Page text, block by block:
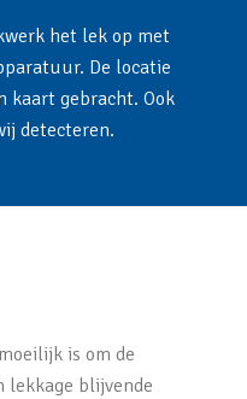
het lek op met
De locatie
kaart gebracht. Ook
detecteren.
is om de
lekkage blijvende